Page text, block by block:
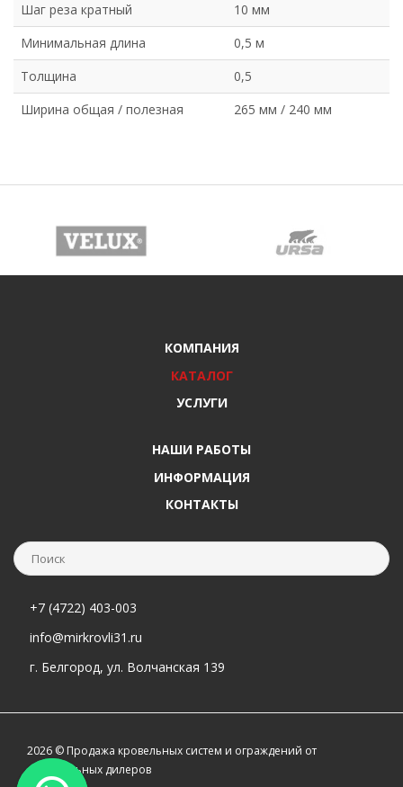
Шаг реза кратный
10 мм
Минимальная длина
0,5 м
Толщина
0,5
Ширина общая / полезная
265 мм / 240 мм
КОМПАНИЯ
КАТАЛОГ
УСЛУГИ
НАШИ РАБОТЫ
ИНФОРМАЦИЯ
КОНТАКТЫ
+7 (4722) 403-003
info@mirkrovli31.ru
г. Белгород, ул. Волчанская 139
2026 © Продажа кровельных систем и ограждений от
официальных дилеров